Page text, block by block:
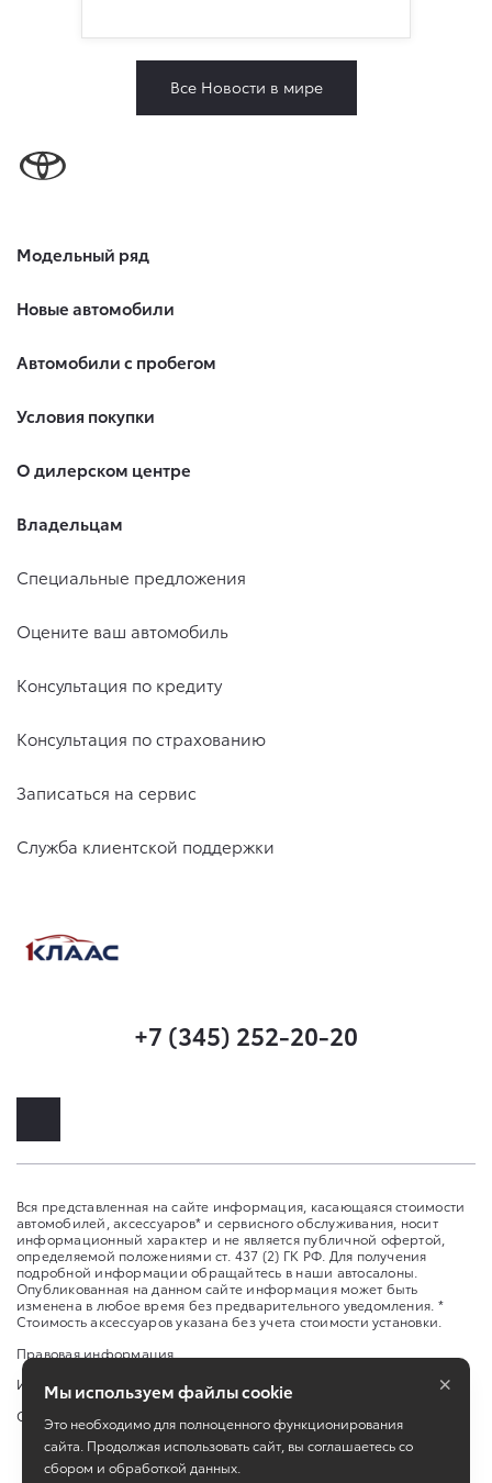
Все Новости в мире
Модельный ряд
Новые автомобили
Автомобили с пробегом
Условия покупки
О дилерском центре
Владельцам
Специальные предложения
Оцените ваш автомобиль
Консультация по кредиту
Консультация по страхованию
Записаться на сервис
Служба клиентской поддержки
+7 (345) 252-20-20
Вся представленная на сайте информация, касающаяся стоимости
автомобилей, аксессуаров* и сервисного обслуживания, носит
информационный характер и не является публичной офертой,
определяемой положениями ст. 437 (2) ГК РФ. Для получения
подробной информации обращайтесь в наши автосалоны.
Опубликованная на данном сайте информация может быть
изменена в любое время без предварительного уведомления. *
Стоимость аксессуаров указана без учета стоимости установки.
Правовая информация
Изменить настройку cookies
Сбросить cookie
Мы используем файлы cookie
Это необходимо для полноценного функционирования
сайта. Продолжая использовать сайт, вы соглашаетесь со
сбором и обработкой данных.
×